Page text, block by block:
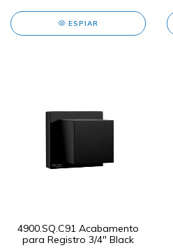
ESPIAR
4900.SQ.C91 Acabamento
para Registro 3/4" Black